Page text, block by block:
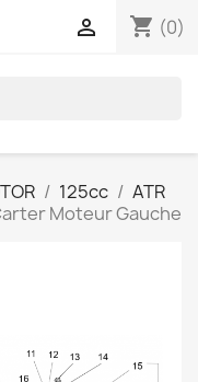
shopping_cart (0)

125cc
ATR
Moteur Gauche